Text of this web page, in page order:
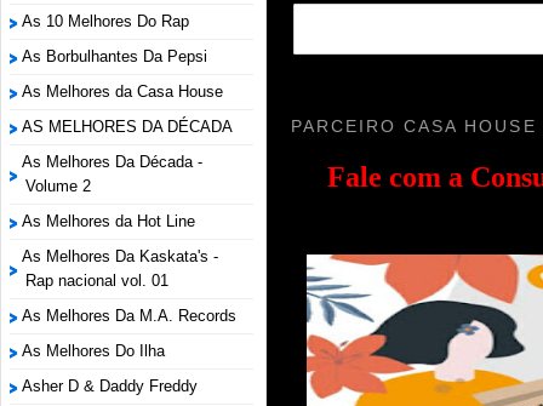
As 10 Melhores Do Rap
As Borbulhantes Da Pepsi
As Melhores da Casa House
AS MELHORES DA DÉCADA
As Melhores Da Década -
Volume 2
As Melhores da Hot Line
As Melhores Da Kaskata's -
Rap nacional vol. 01
As Melhores Da M.A. Records
As Melhores Do Ilha
Asher D & Daddy Freddy
PARCEIRO CASA HOUSE
Fale com a